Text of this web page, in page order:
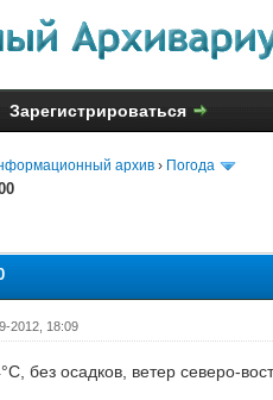
Зарегистрироваться
архив › Погода
2012, 18:09
без осадков, ветер северо-